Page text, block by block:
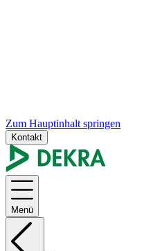
Zum Hauptinhalt springen
Kontakt
Menü